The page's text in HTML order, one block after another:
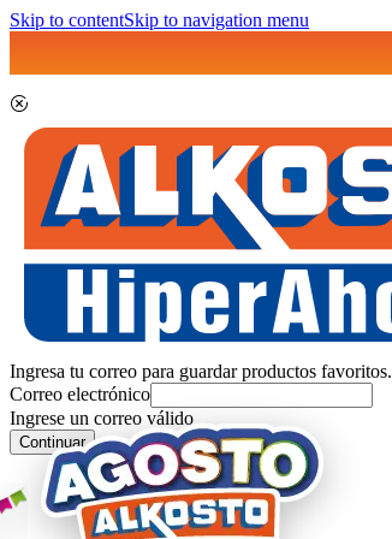
Skip to contentSkip to navigation menu
Ingresa tu correo para guardar productos favoritos.
Correo electrónico
Ingrese un correo válido
Continuar